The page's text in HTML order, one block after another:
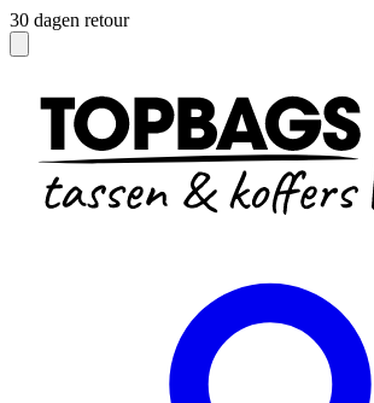
Officieel dealer